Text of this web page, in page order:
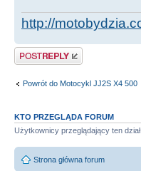
http://
Odpowiedz
Powrót do Motocykl JJ2S X4 500
KTO PRZEGLĄDA FORUM
Użytkownicy przeglądający ten
Strona główna forum